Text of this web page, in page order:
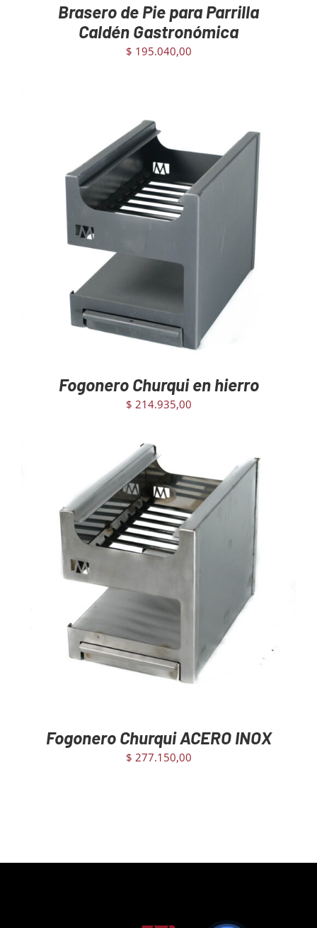
Brasero de Pie para Parrilla
Caldén Gastronómica
$ 195.040,00
AGREGAR AL CARRITO
Fogonero Churqui en hierro
$ 214.935,00
AGREGAR AL CARRITO
Fogonero Churqui ACERO INOX
$ 277.150,00